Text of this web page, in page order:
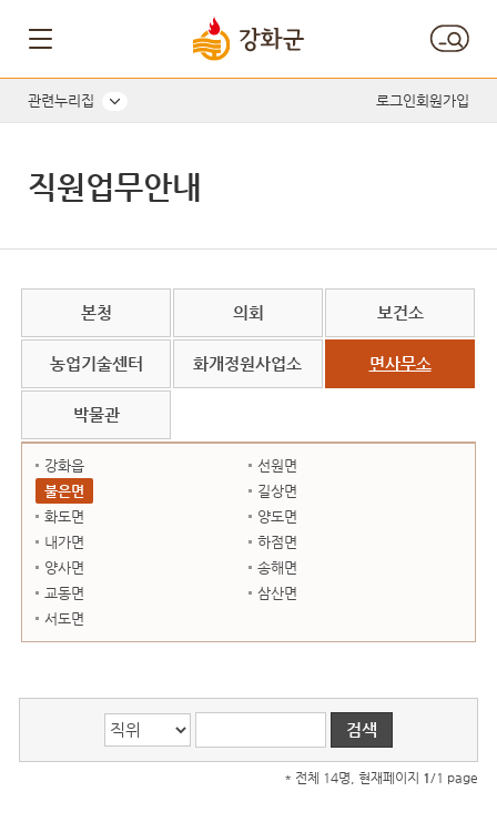
관련누리집 로그인회원가입
직원업무안내
본청 의회 보건소
농업기술센터 화개정원사업소 면사무소
박물관
강화읍
선원면
불은면
길상면
화도면
양도면
내가면
하점면
양사면
송해면
교동면
삼산면
서도면
* 전체 14명, 현재페이지 1 /1 page